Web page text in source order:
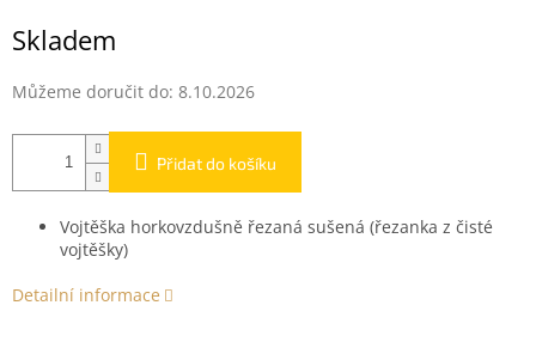
cena:
Skladem
Můžeme doručit do: 8.10.2026
Přidat do košíku
Vojtěška horkovzdušně řezaná sušená (řezanka z čisté
vojtěšky)
Detailní informace